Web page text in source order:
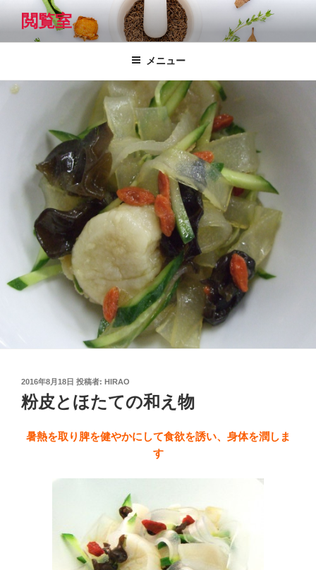
テ
閲覧室
メニュー
投
稿
日:
2016年8月18日 投稿者: HIRAO
粉皮とほたての和え物
暑熱を取り脾を健やかにして食欲を誘い、身体を潤しま
す